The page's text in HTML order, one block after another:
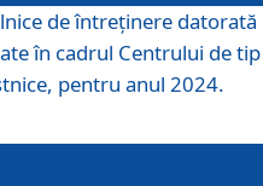
de întreținere datorată
în cadrul Centrului de tip
pentru anul 2024.